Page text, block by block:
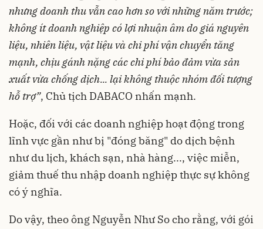
nhưng doanh thu vẫn cao hơn so với những năm trước;
không ít doanh nghiệp có lợi nhuận âm do giá nguyên
liệu, nhiên liệu, vật liệu và chi phí vận chuyển tăng
mạnh, chịu gánh nặng các chi phí bảo đảm vừa sản
xuất vừa chống dịch... lại không thuộc nhóm đối tượng
hỗ trợ”, Chủ tịch DABACO nhấn mạnh.
Hoặc, đối với các doanh nghiệp hoạt động trong
lĩnh vực gần như bị "đóng băng" do dịch bệnh
như du lịch, khách sạn, nhà hàng..., việc miễn,
giảm thuế thu nhập doanh nghiệp thực sự không
có ý nghĩa.
Do vậy, theo ông Nguyễn Như So cho rằng, với gói